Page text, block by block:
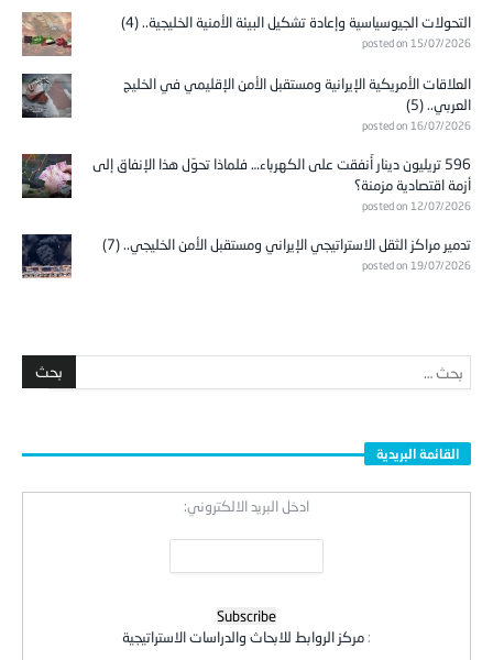
التحولات الجيوسياسية وإعادة تشكيل البيئة الأمنية الخليجية.. (4)
posted on 15/07/2026
العلاقات الأمريكية الإيرانية ومستقبل الأمن الإقليمي في الخليج
العربي.. (5)
posted on 16/07/2026
596 تريليون دينار أُنفقت على الكهرباء… فلماذا تحوّل هذا الإنفاق إلى
أزمة اقتصادية مزمنة؟
posted on 12/07/2026
تدمير مراكز الثقل الاستراتيجي الإيراني ومستقبل الأمن الخليجي.. (7)
posted on 19/07/2026
القائمة البريدية
ادخل البريد الالكتروني:
: مركز الروابط للابحاث والدراسات الاستراتيجية